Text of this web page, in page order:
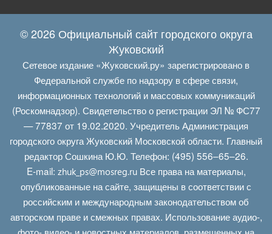
© 2026 Официальный сайт городского округа
Жуковский
Сетевое издание «Жуковский.ру» зарегистрировано в
Федеральной службе по надзору в сфере связи,
информационных технологий и массовых коммуникаций
(Роскомнадзор). Свидетельство о регистрации ЭЛ № ФС77
— 77837 от 19.02.2020. Учредитель Администрация
городского округа Жуковский Московской области. Главный
редактор Сошкина Ю.Ю. Телефон: (495) 556–65–26.
E‑mail: zhuk_ps@mosreg.ruВсе права на материалы,
опубликованные на сайте, защищены в соответствии с
российским и международным законодательством об
авторском праве и смежных правах. Использование аудио-,